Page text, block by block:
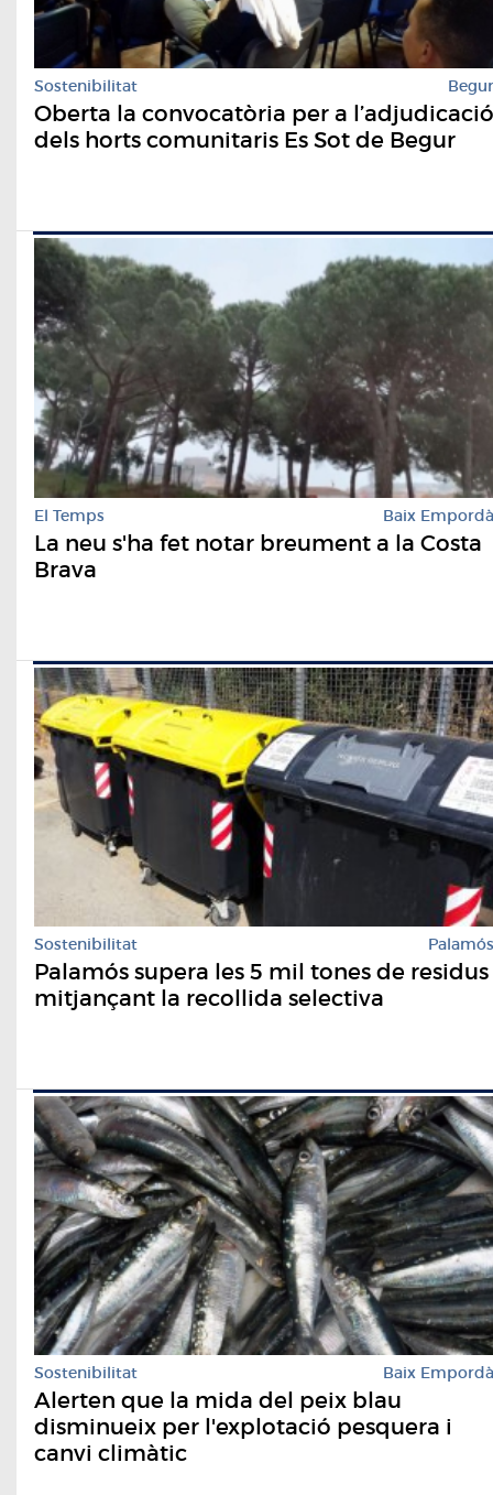
Sostenibilitat Begur
Oberta la convocatòria per a l’adjudicació
dels horts comunitaris Es Sot de Begur
El Temps Baix Empordà
La neu s'ha fet notar breument a la Costa
Brava
Sostenibilitat Palamós
Palamós supera les 5 mil tones de residus
mitjançant la recollida selectiva
Sostenibilitat Baix Empordà
Alerten que la mida del peix blau
disminueix per l'explotació pesquera i
canvi climàtic